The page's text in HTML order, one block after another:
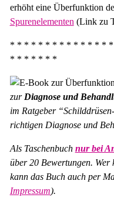
erhöht eine Überfunktion
Spurenelementen (Link zu
* * * * * * * * * * * * * *
* * * * * * *
zur Diagnose und
im Ratgeber
richtigen Diagnose und
Als Taschenbuch nur bei
über 20 Bewertungen. Wer
kann das Buch auch per
Impressum).